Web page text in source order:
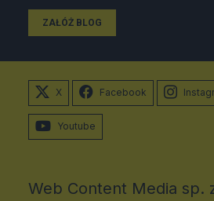
ZAŁÓŻ BLOG
X Facebook
Youtube
Web Content Media sp.